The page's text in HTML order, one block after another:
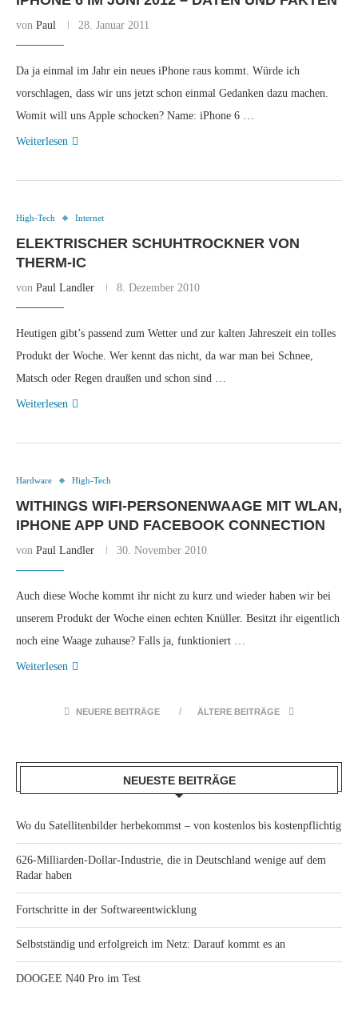
von Paul 28. Januar 2011
Da ja einmal im Jahr ein neues iPhone raus kommt. Würde ich
vorschlagen, dass wir uns jetzt schon einmal Gedanken dazu machen.
Womit will uns Apple schocken? Name: iPhone 6 …
Weiterlesen
High-Tech Internet
ELEKTRISCHER SCHUHTROCKNER VON
THERM-IC
von Paul Landler 8. Dezember 2010
Heutigen gibt’s passend zum Wetter und zur kalten Jahreszeit ein tolles
Produkt der Woche. Wer kennt das nicht, da war man bei Schnee,
Matsch oder Regen draußen und schon sind …
Weiterlesen
Hardware High-Tech
WITHINGS WIFI-PERSONENWAAGE MIT WLAN,
IPHONE APP UND FACEBOOK CONNECTION
von Paul Landler 30. November 2010
Auch diese Woche kommt ihr nicht zu kurz und wieder haben wir bei
unserem Produkt der Woche einen echten Knüller. Besitzt ihr eigentlich
noch eine Waage zuhause? Falls ja, funktioniert …
Weiterlesen
NEUERE BEITRÄGE ÄLTERE BEITRÄGE
NEUESTE BEITRÄGE
Wo du Satellitenbilder herbekommst – von kostenlos bis kostenpflichtig
626-Milliarden-Dollar-Industrie, die in Deutschland wenige auf dem
Radar haben
Fortschritte in der Softwareentwicklung
Selbstständig und erfolgreich im Netz: Darauf kommt es an
DOOGEE N40 Pro im Test